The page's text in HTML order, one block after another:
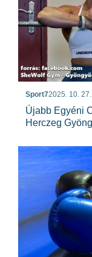
Sport72025. 10. 27.
Újabb Egyéni
Herczeg